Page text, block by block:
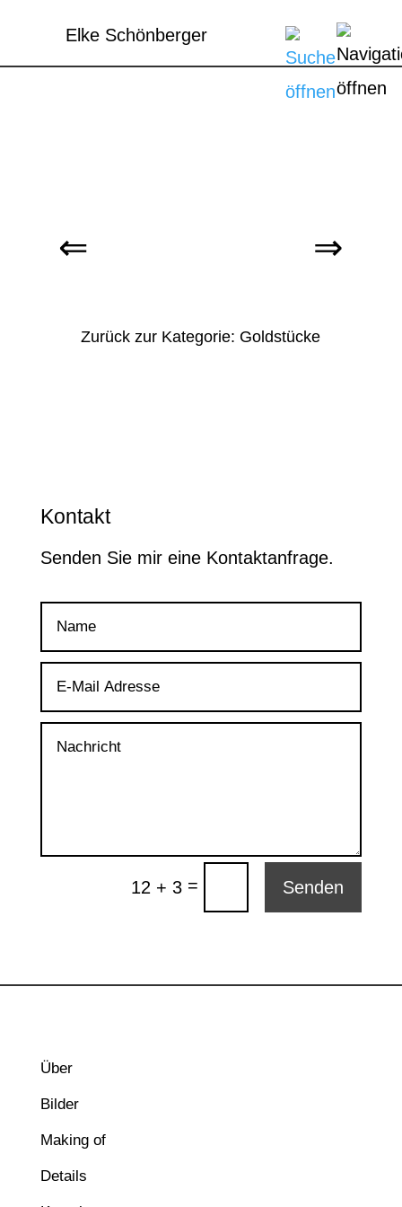
Elke Schönberger
Zurück zur Kategorie: Goldstücke
Kontakt
Senden Sie mir eine Kontaktanfrage.
12 + 3 = Senden
Über
Bilder
Making of
Details